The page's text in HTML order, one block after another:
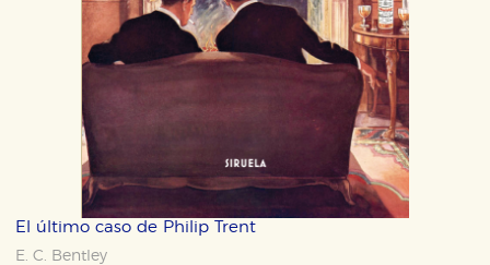
El último caso de Philip Trent
E. C. Bentley